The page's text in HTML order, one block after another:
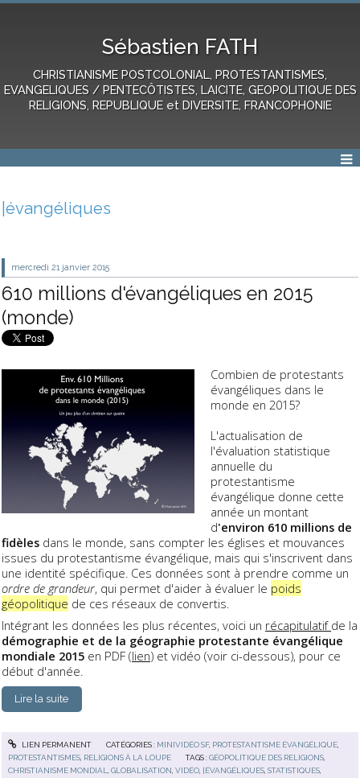
Sébastien FATH
CHRISTIANISME POSTCOLONIAL, PROTESTANTISMES,
EVANGELIQUES / PENTECÔTISTES, LAICITE, GEOPOLITIQUE DES
RELIGIONS, REPUBLIQUE et DIVERSITE, FRANCOPHONIE
|évangéliques
mercredi 21 janvier 2015
610 millions d'évangéliques en 2015
(monde)
Combien de protestants
évangéliques dans le
monde en 2015?
L'actualisation de
l'évaluation statistique
annuelle du
protestantisme
évangélique donne cette
année un montant
d'environ 610 millions de
fidèles dans le monde, sans compter les églises et mouvances
issues du protestantisme évangélique, mais qui s'inscrivent dans
une identité spécifique. Ces données sont à prendre comme un
ordre de grandeur, qui permet d'aider à évaluer le poids
géopolitique de ces réseaux de convertis.
Intégrant les données les plus récentes, voici un récapitulatif de la
démographie et de la géographie protestante évangélique
mondiale 2015 en PDF (lien) et vidéo (voir ci-dessous), pour ce
début d'année.
Lire la suite
LIEN PERMANENT CATÉGORIES : MINIVIDÉO SF, PROTESTANTISME ÉVANGÉLIQUE,
PROTESTANTISMES, RELIGIONS À LA LOUPE TAGS :GÉOPOLITIQUE DES RELIGIONS,
CHRISTIANISME MONDIAL,GLOBALISATION,VIDÉO, |ÉVANGÉLIQUES,STATISTIQUES,